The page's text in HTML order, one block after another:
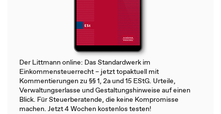
Der Littmann online: Das Standardwerk im
Einkommensteuerrecht – jetzt topaktuell mit
Kommentierungen zu §§ 1, 2a und 15 EStG. Urteile,
Verwaltungserlasse und Gestaltungshinweise auf einen
Blick. Für Steuerberatende, die keine Kompromisse
machen. Jetzt 4 Wochen kostenlos testen!